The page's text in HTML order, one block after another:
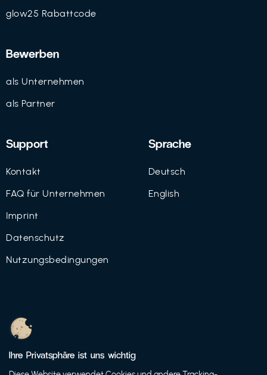
glow25 Rabattcode
Bewerben
als Unternehmen
als Partner
Support
Kontakt
FAQ für Unternehmen
Imprint
Datenschutz
Nutzungsbedingungen
Sprache
Deutsch
English
© 2021 FutureBens GmbH
Ihre Privatsphäre ist uns wichtig